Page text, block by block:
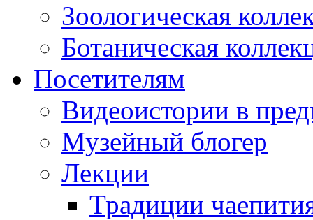
Зоологическая
Ботаническая
Посетителям
Видеоистории в
Музейный блогер
Лекции
Традиции